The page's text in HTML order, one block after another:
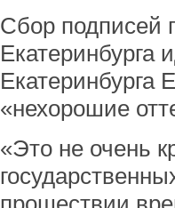
Сбор подписей
Екатеринбурга
Екатеринбурга
«нехорошие
«Это не очень